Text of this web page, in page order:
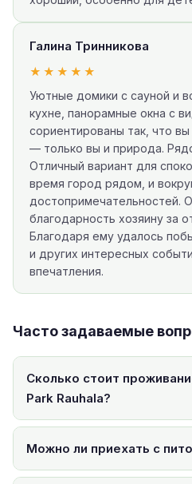
Галина Тринникова
★★★★★
Уютные домики с сауной и
кухне, панорамные окна с
сориентированы так, что
— только вы и природа.
Отличный вариант для
время город рядом, и
достопримечательностей.
благодарность хозяину за
Благодаря ему удалось
и других интересных
впечатления.
Часто задаваемые
Сколько стоит
Park Rauhala?
Можно ли приехать с